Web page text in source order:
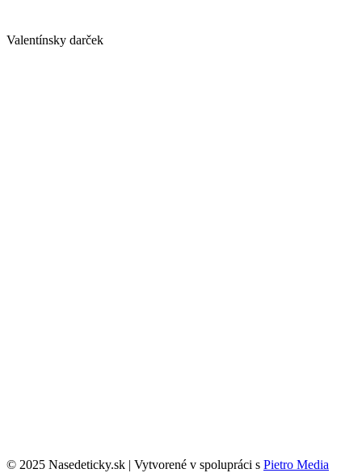
Valentínsky darček
© 2025 Nasedeticky.sk | Vytvorené v spolupráci s Pietro Media